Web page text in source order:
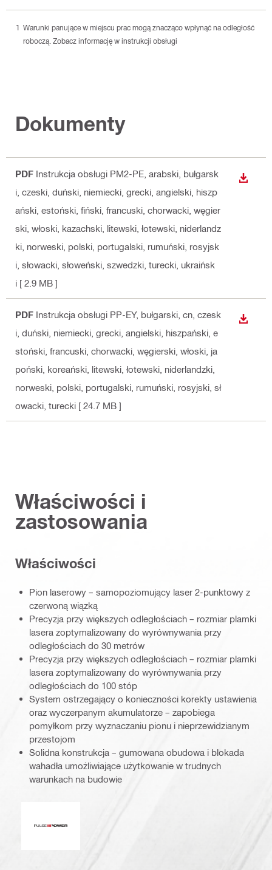
Warunki panujące w miejscu prac mogą znacząco wpłynąć na odległość
roboczą. Zobacz informację w instrukcji obsługi
Dokumenty
PDF Instrukcja obsługi PM2-PE , arabski, bułgarsk
i, czeski, duński, niemiecki, grecki, angielski, hiszp
ański, estoński, fiński, francuski, chorwacki, węgier
ski, włoski, kazachski, litewski, łotewski, niderlandz
ki, norweski, polski, portugalski, rumuński, rosyjsk
i, słowacki, słoweński, szwedzki, turecki, ukraińsk
i [ 2.9 MB ]
PDF Instrukcja obsługi PP-EY, bułgarski, cn, czesk
i, duński, niemiecki, grecki, angielski, hiszpański, e
stoński, francuski, chorwacki, węgierski, włoski, ja
poński, koreański, litewski, łotewski, niderlandzki,
norweski, polski, portugalski, rumuński, rosyjski, sł
owacki, turecki [ 24.7 MB ]
Właściwości i
zastosowania
Właściwości
Pion laserowy – samopoziomujący laser 2-punktowy z
czerwoną wiązką
Precyzja przy większych odległościach – rozmiar plamki
lasera zoptymalizowany do wyrównywania przy
odległościach do 30 metrów
Precyzja przy większych odległościach – rozmiar plamki
lasera zoptymalizowany do wyrównywania przy
odległościach do 100 stóp
System ostrzegający o konieczności korekty ustawienia
oraz wyczerpanym akumulatorze – zapobiega
pomyłkom przy wyznaczaniu pionu i nieprzewidzianym
przestojom
Solidna konstrukcja – gumowana obudowa i blokada
wahadła umożliwiające użytkowanie w trudnych
warunkach na budowie